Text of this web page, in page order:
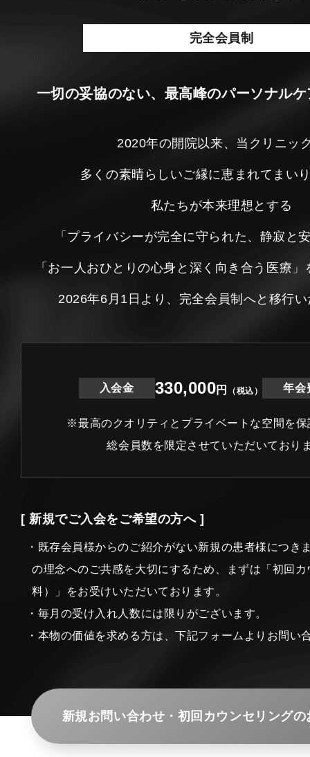
完全会員制
一切の妥協のない、最高峰のパーソナル
2020年の開院以来、当クリニッ
多くの素晴らしいご縁に恵まれてまい
私たちが本来理想とする
「プライバシーが完全に守られた、静寂と
「お一人おひとりの心身と深く向き合う医療
2026年6月1日より、完全会員制へと移行
入会金 330,000円 （税込） 年会
※最高のクオリティとプライベートな空間を保
総会員数を限定させていただいており
[ 新規でご入会をご希望の方へ ]
・既存会員様からのご紹介がない新規の患者様につき
の理念へのご共感を大切にするため、まずは「初回
料）」をお受けいただいております。
・毎月の受け入れ人数には限りがございます。
・本物の価値を求める方は、下記フォームよりお問い
新規お問い合わせ・初回カウンセリングの